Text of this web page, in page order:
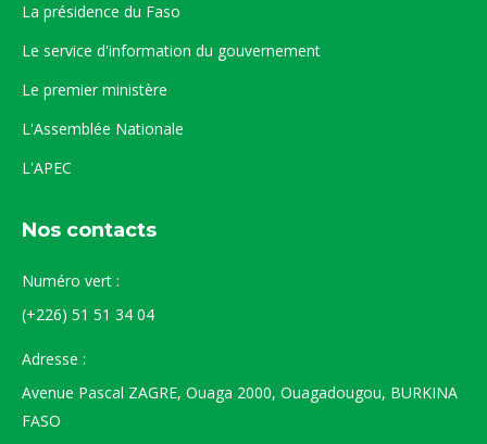
La présidence du Faso
Le service d'information du gouvernement
Le premier ministère
L'Assemblée Nationale
L'APEC
Nos contacts
Numéro vert :
(+226) 51 51 34 04
Adresse :
Avenue Pascal ZAGRE, Ouaga 2000, Ouagadougou, BURKINA
FASO